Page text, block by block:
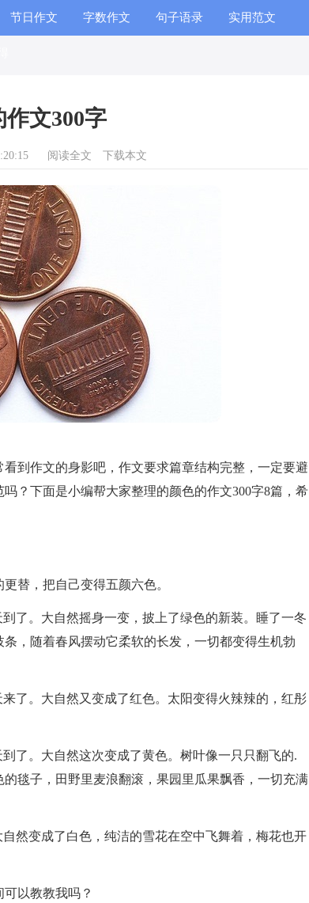
节日作文 字数作文 句子语录 实用范文
作文300字
阅读全文 下载本文
到作文的身影吧，作文要求篇章结构完整，一定要避
？下面是小编帮大家整理的颜色的作文300字8篇，希
替，把自己变得五颜六色。
了。大自然摇身一变，披上了绿色的新装。睡了一冬
，随着春风摆动它柔软的长发，一切都变得生机勃
了。大自然又变成了红色。太阳变得火辣辣的，红彤
了。大自然这次变成了黄色。树叶像一只只翻飞的.
毯子，田野里麦浪翻滚，果园里瓜果飘香，一切充满
然变成了白色，纯洁的雪花在空中飞舞着，梅花也开
以教教我吗？